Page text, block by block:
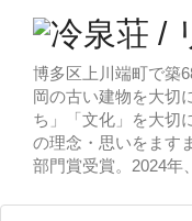
博多区上川端町で築
岡の古い建物を大切
ち」「文化」を大切
の理念・思いをます
部門賞受賞。2024年